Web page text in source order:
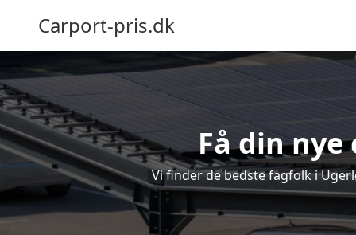
Carport-pris.dk
Få din
Vi finder de bedste fagfolk i